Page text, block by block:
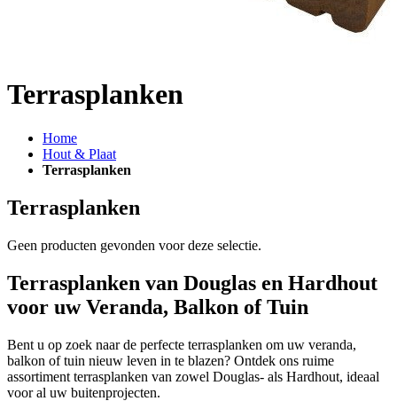
Terrasplanken
Home
Hout & Plaat
Terrasplanken
Terrasplanken
Geen producten gevonden voor deze selectie.
Terrasplanken van Douglas en Hardhout
voor uw Veranda, Balkon of Tuin
Bent u op zoek naar de perfecte terrasplanken om uw veranda,
balkon of tuin nieuw leven in te blazen? Ontdek ons ruime
assortiment terrasplanken van zowel Douglas- als Hardhout, ideaal
voor al uw buitenprojecten.